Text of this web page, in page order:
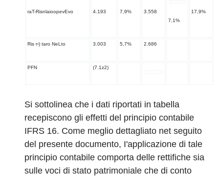
raT-RisnlaioopevEvo 4.193 7,9%
3.558
7,1%
17,9%
Ris r›) taro NeLto 3.003 5,7% 2.686
PFN (7.1z2)
Si sottolinea che i dati riportati in tabella
recepiscono gli effetti del principio contabile
IFRS 16. Come meglio dettagliato net seguito
del presente documento, I'applicazione di tale
principio contabile comporta delle rettifiche sia
sulle voci di stato patrimoniale che di conto